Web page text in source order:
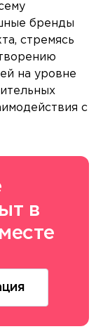
бренды
стремясь
на уровне
с
в